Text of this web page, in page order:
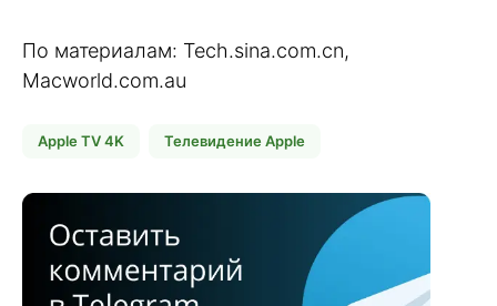
По материалам: Tech.sina.com.cn,
Macworld.com.au
Apple TV 4K Телевидение Apple